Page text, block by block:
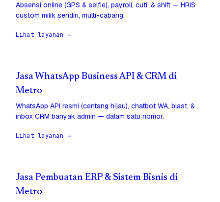
Absensi online (GPS & selfie), payroll, cuti, & shift — HRIS
custom milik sendiri, multi-cabang.
Lihat layanan →
Jasa WhatsApp Business API & CRM di
Metro
WhatsApp API resmi (centang hijau), chatbot WA, blast, &
inbox CRM banyak admin — dalam satu nomor.
Lihat layanan →
Jasa Pembuatan ERP & Sistem Bisnis di
Metro